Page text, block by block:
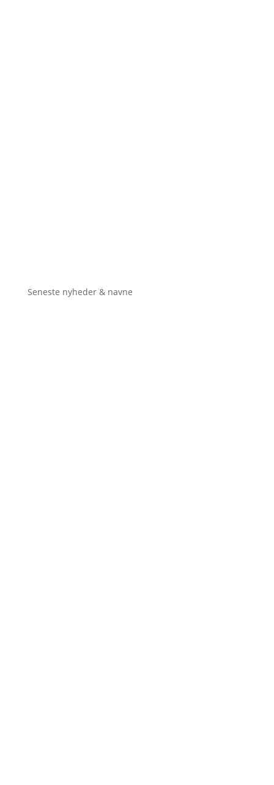
Seneste nyheder & navne